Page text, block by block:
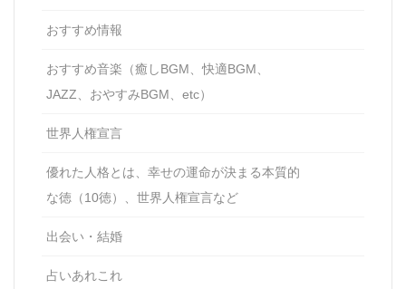
おすすめ情報
おすすめ音楽（癒しBGM、快適BGM、
JAZZ、おやすみBGM、etc）
世界人権宣言
優れた人格とは、幸せの運命が決まる本質的
な徳（10徳）、世界人権宣言など
出会い・結婚
占いあれこれ